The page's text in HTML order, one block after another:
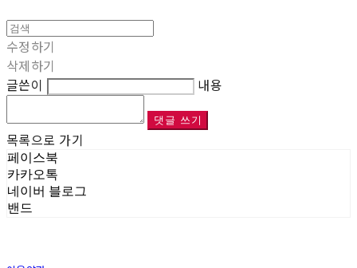
수정하기
삭제하기
글쓴이
내용
댓글 쓰기
목록으로 가기
페이스북
카카오톡
네이버 블로그
밴드